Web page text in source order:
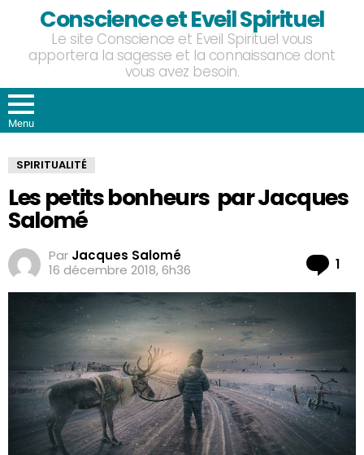
Conscience et Eveil Spirituel
Le site Conscience et Eveil Spirituel vous
apportera la sagesse et la connaissance dont
vous avez besoin.
Menu
SPIRITUALITÉ
Les petits bonheurs par Jacques
Salomé
Par Jacques Salomé
16 décembre 2018, 6h36
1